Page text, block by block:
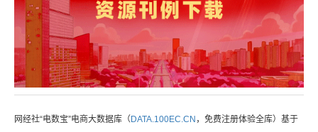
网经社“电数宝”电商大数据库（DATA.100EC.CN ，免费注册体验全库）基于